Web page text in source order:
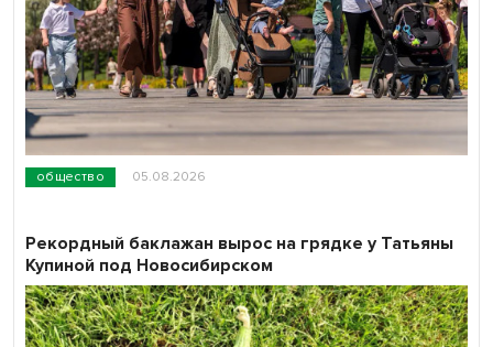
общество 05.08.2026
Рекордный баклажан вырос на грядке у Татьяны
Купиной под Новосибирском